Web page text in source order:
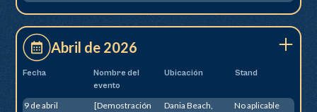
Abril de 2026
Fecha
Nombre del
evento
Ubicación Stand
9 de abril
[Demostración
Dania Beach,
No aplicable